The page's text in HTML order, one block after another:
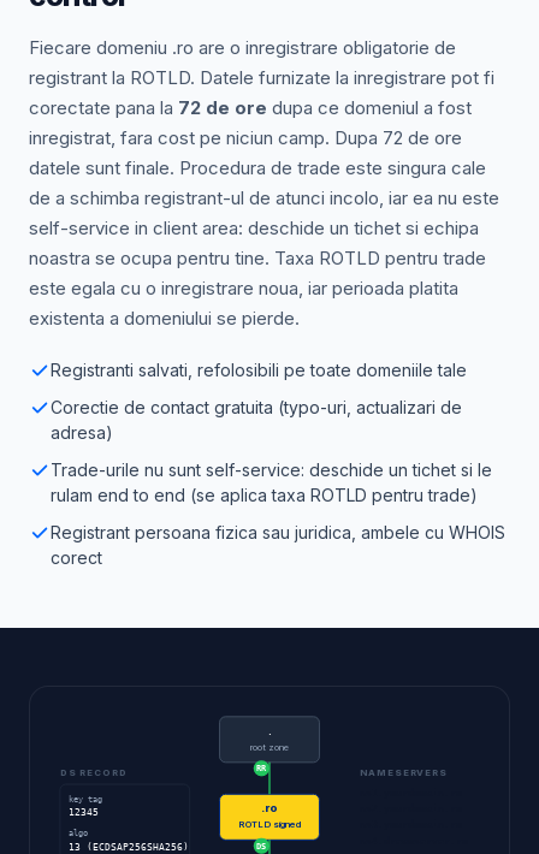
Fiecare domeniu .ro are o inregistrare obligatorie de
registrant la ROTLD. Datele furnizate la inregistrare pot fi
corectate pana la 72 de ore dupa ce domeniul a fost
inregistrat, fara cost pe niciun camp. Dupa 72 de ore
datele sunt finale. Procedura de trade este singura cale
de a schimba registrant-ul de atunci incolo, iar ea nu este
self-service in client area: deschide un tichet si echipa
noastra se ocupa pentru tine. Taxa ROTLD pentru trade
este egala cu o inregistrare noua, iar perioada platita
existenta a domeniului se pierde.
Registranti salvati, refolosibili pe toate domeniile tale
Corectie de contact gratuita (typo-uri, actualizari de
adresa)
Trade-urile nu sunt self-service: deschide un tichet si le
rulam end to end (se aplica taxa ROTLD pentru trade)
Registrant persoana fizica sau juridica, ambele cu WHOIS
corect
root zone
.ro
ROTLD signed
RR
DS
NAMESERVERS
DS RECORD
key tag
12345
algo
13 (ECDSAP256SHA256)